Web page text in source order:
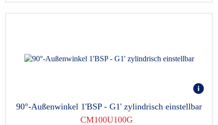
90°-Außenwinkel 1'BSP - G1' zylindrisch einstellbar
CM100U100G